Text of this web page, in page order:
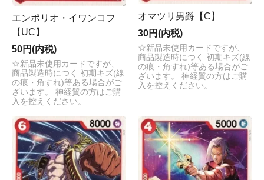
エンポリオ・イワンコフ
【UC】
50円(内税)
☆新品未使用カードですが、
商品製造時につく 初期キズ(線
の痕・角すれ)等ある場合がご
ざいます。 神経質の方はご購
入を控えください。
オマツリ男爵【C】
30円(内税)
☆新品未使用カードですが、
商品製造時につく 初期キズ(線
の痕・角すれ)等ある場合がご
ざいます。 神経質の方はご購
入を控えください。